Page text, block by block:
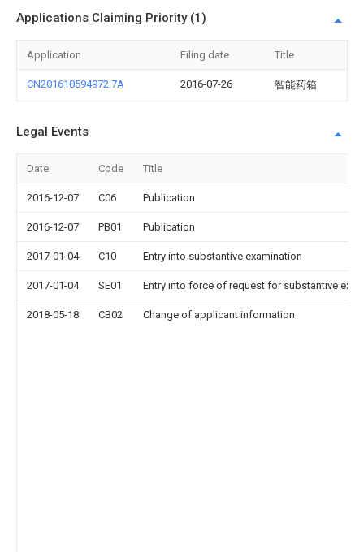
Applications Claiming Priority (1)
Application Filing date Title
CN201610594972.7A 2016-07-26 智能药箱
Legal Events
Date Code Title
2016-12-07 C06 Publication
2016-12-07 PB01 Publication
2017-01-04 C10 Entry into substantive examination
2017-01-04 SE01 Entry into force of request for substantive
2018-05-18 CB02 Change of applicant information